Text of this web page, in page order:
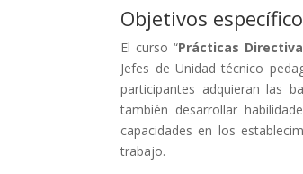
Objetivos
El curso “Prácticas
Jefes de Unidad técnico
participantes adquieran las
también desarrollar
capacidades en los
trabajo.